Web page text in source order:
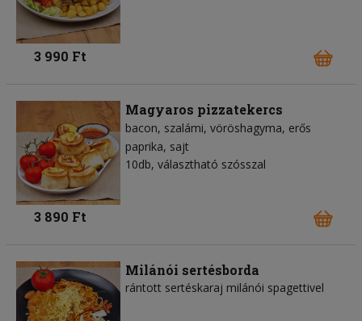
3 990 Ft
Magyaros pizzatekercs
bacon szalámi vöröshagyma erős
paprika sajt
10db, választható szósszal
3 890 Ft
Milánói sertésborda
rántott sertéskaraj milánói spagettivel